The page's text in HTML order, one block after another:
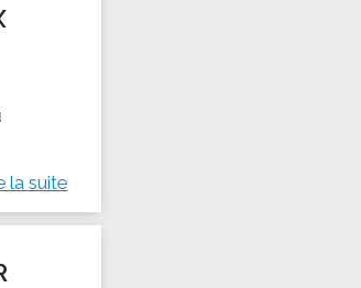
activités sportives
la suite